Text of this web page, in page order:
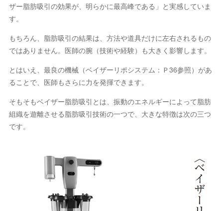
ザー脂肪吸引の効果が、明らかに最高峰である」と実感していま
す。
もちろん、脂肪吸引の結果は、方法や道具だけに左右されるもの
ではありません。医師の腕（技術や経験）も大きく影響します。
とはいえ、最良の機械（ベイザーリポシステム：Ｐ36参照）があ
ることで、医師もさらに力を発揮できます。
そもそもベイザー脂肪吸引とは、振動のエネルギーによって脂肪
組織を遊離させる脂肪吸引技術の一つで、大きな特徴は次の三つ
です。